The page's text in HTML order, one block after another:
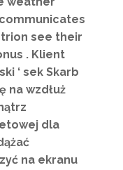
see their
. Klient
‘ sek Skarb
na wzdłuż
dla
na ekranu